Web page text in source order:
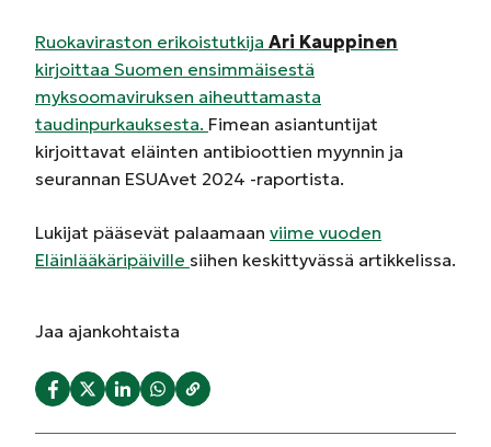
Ruokaviraston erikoistutkija Ari Kauppinen
kirjoittaa Suomen ensimmäisestä
myksoomaviruksen aiheuttamasta
taudinpurkauksesta. Fimean asiantuntijat
kirjoittavat eläinten antibioottien myynnin ja
seurannan ESUAvet 2024 -raportista.
Lukijat pääsevät palaamaan viime vuoden
Eläinlääkäripäiville siihen keskittyvässä artikkelissa.
Jaa ajankohtaista